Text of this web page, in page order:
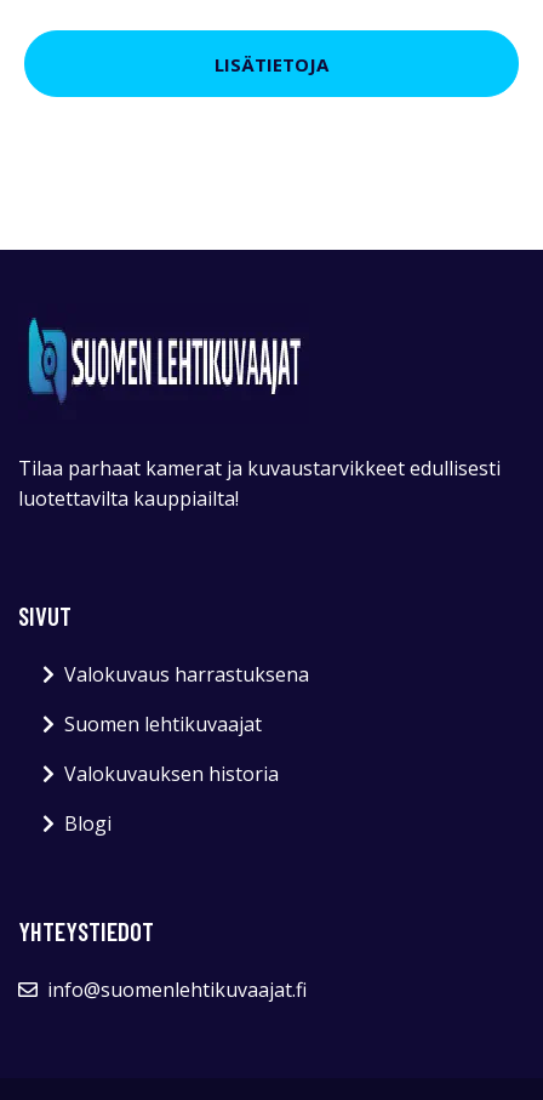
LISÄTIETOJA
Tilaa parhaat kamerat ja kuvaustarvikkeet edullisesti
luotettavilta kauppiailta!
SIVUT
Valokuvaus harrastuksena
Suomen lehtikuvaajat
Valokuvauksen historia
Blogi
YHTEYSTIEDOT
info@suomenlehtikuvaajat.fi